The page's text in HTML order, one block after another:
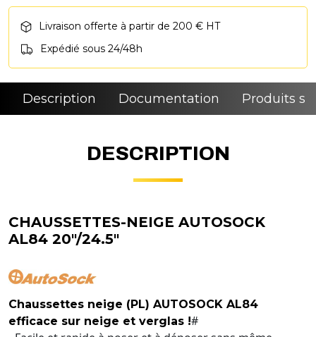
Livraison offerte à partir de 200 € HT
Expédié sous 24/48h
Description Documentation Produits
DESCRIPTION
CHAUSSETTES-NEIGE AUTOSOCK
AL84 20"/24.5"
Chaussettes neige (PL) AUTOSOCK AL84
efficace sur neige et verglas !#